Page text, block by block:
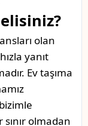
olan
yanıt
Ev taşıma
sınır olmadan